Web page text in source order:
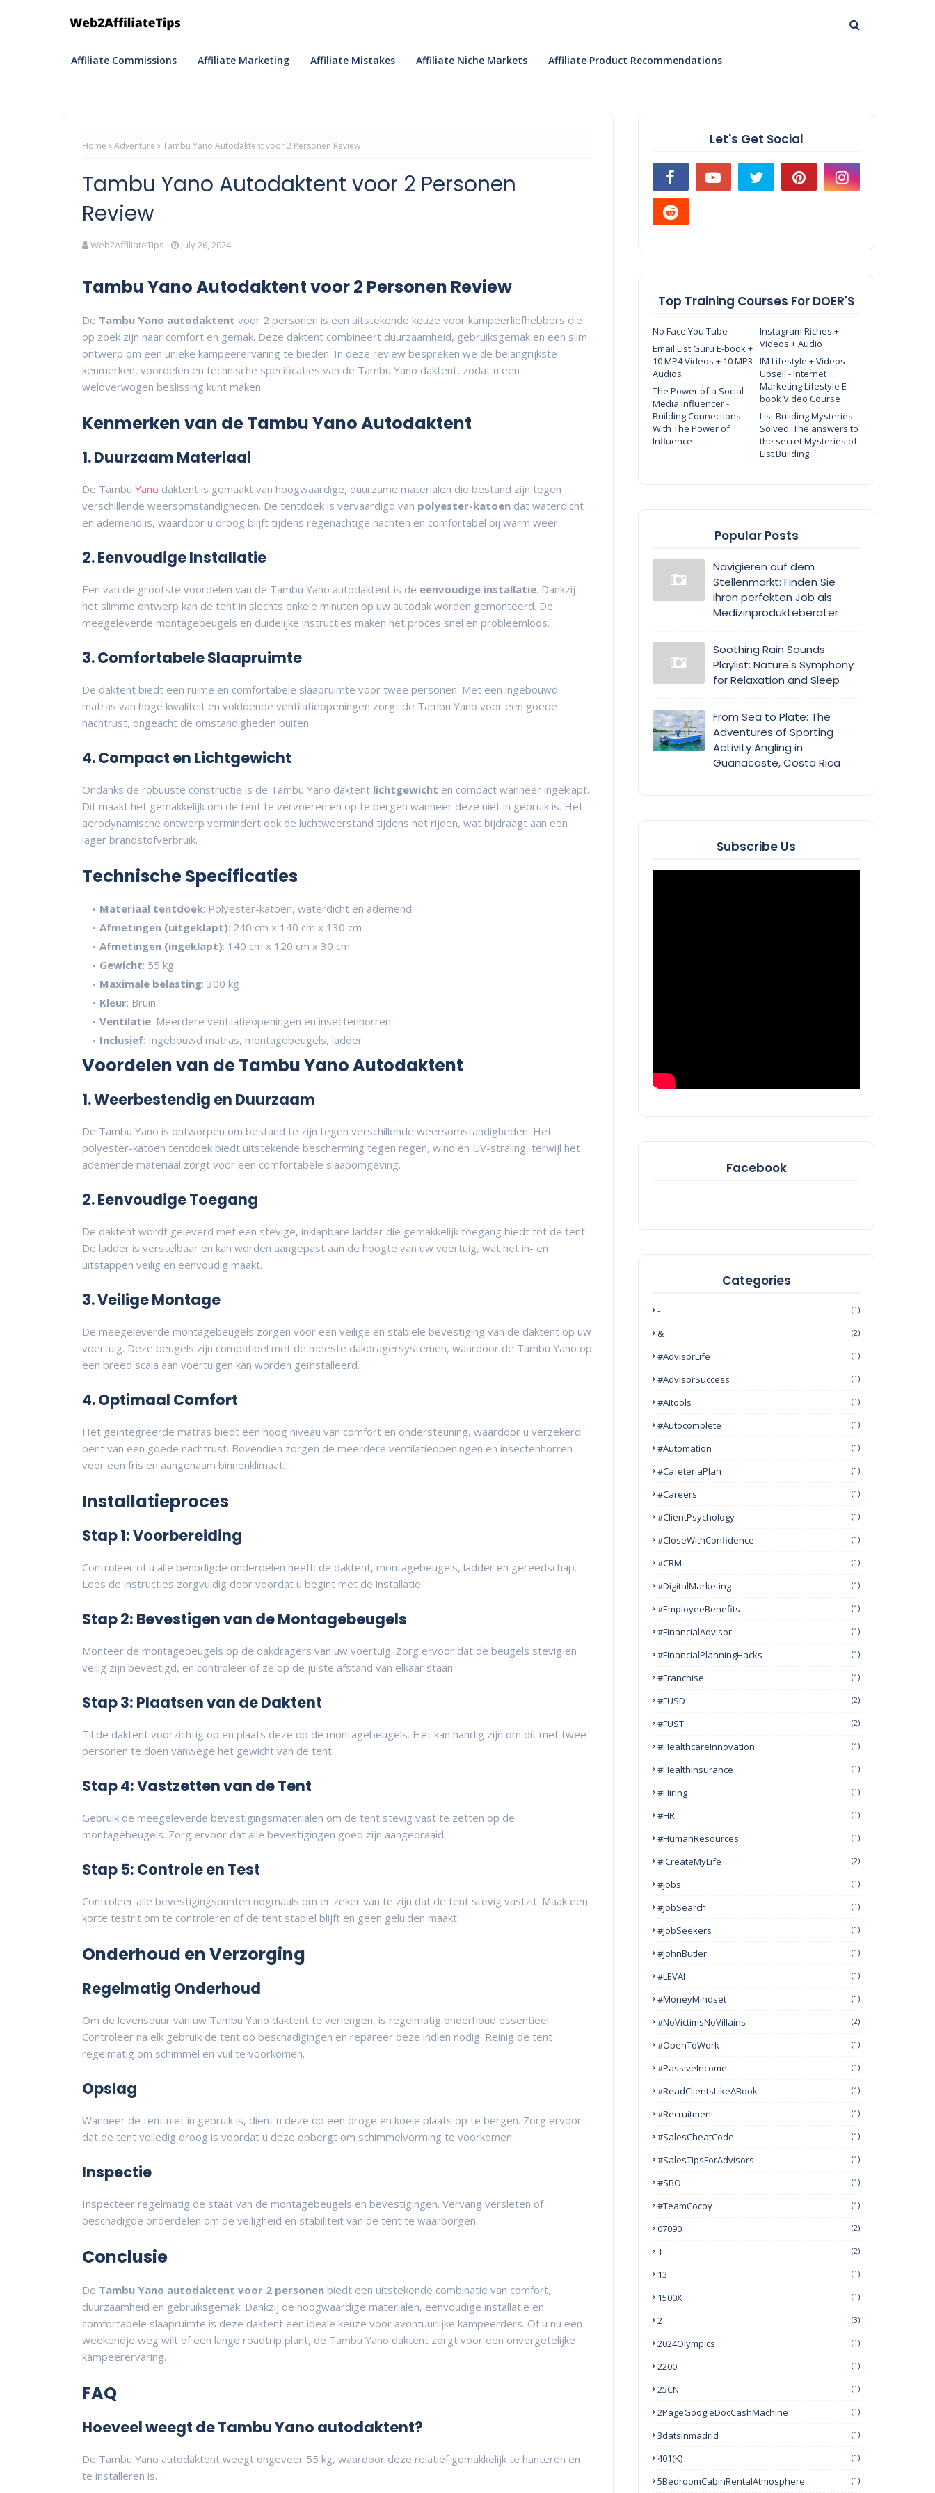
Affiliate Commissions Affiliate Marketing Affiliate Mistakes Affiliate Niche Markets Affiliate Product Recommendations
Home Adventure Tambu Yano Autodaktent voor 2 Personen Review
Tambu Yano Autodaktent voor 2 Personen
Review
Web2AffiliateTips July 26, 2024
Tambu Yano Autodaktent voor 2 Personen Review
De Tambu Yano autodaktent voor 2 personen is een uitstekende keuze voor kampeerliefhebbers die
op zoek zijn naar comfort en gemak. Deze daktent combineert duurzaamheid, gebruiksgemak en een slim
ontwerp om een unieke kampeerervaring te bieden. In deze review bespreken we de belangrijkste
kenmerken, voordelen en technische specificaties van de Tambu Yano daktent, zodat u een
weloverwogen beslissing kunt maken.
Kenmerken van de Tambu Yano Autodaktent
1. Duurzaam Materiaal
De Tambu Yano daktent is gemaakt van hoogwaardige, duurzame materialen die bestand zijn tegen
verschillende weersomstandigheden. De tentdoek is vervaardigd van polyester-katoen dat waterdicht
en ademend is, waardoor u droog blijft tijdens regenachtige nachten en comfortabel bij warm weer.
2. Eenvoudige Installatie
Een van de grootste voordelen van de Tambu Yano autodaktent is de eenvoudige installatie. Dankzij
het slimme ontwerp kan de tent in slechts enkele minuten op uw autodak worden gemonteerd. De
meegeleverde montagebeugels en duidelijke instructies maken het proces snel en probleemloos.
3. Comfortabele Slaapruimte
De daktent biedt een ruime en comfortabele slaapruimte voor twee personen. Met een ingebouwd
matras van hoge kwaliteit en voldoende ventilatieopeningen zorgt de Tambu Yano voor een goede
nachtrust, ongeacht de omstandigheden buiten.
4. Compact en Lichtgewicht
Ondanks de robuuste constructie is de Tambu Yano daktent lichtgewicht en compact wanneer ingeklapt.
Dit maakt het gemakkelijk om de tent te vervoeren en op te bergen wanneer deze niet in gebruik is. Het
aerodynamische ontwerp vermindert ook de luchtweerstand tijdens het rijden, wat bijdraagt aan een
lager brandstofverbruik.
Technische Specificaties
Materiaal tentdoek: Polyester-katoen, waterdicht en ademend
Afmetingen (uitgeklapt): 240 cm x 140 cm x 130 cm
Afmetingen (ingeklapt): 140 cm x 120 cm x 30 cm
Gewicht: 55 kg
Maximale belasting: 300 kg
Kleur: Bruin
Ventilatie: Meerdere ventilatieopeningen en insectenhorren
Inclusief: Ingebouwd matras, montagebeugels, ladder
Voordelen van de Tambu Yano Autodaktent
1. Weerbestendig en Duurzaam
De Tambu Yano is ontworpen om bestand te zijn tegen verschillende weersomstandigheden. Het
polyester-katoen tentdoek biedt uitstekende bescherming tegen regen, wind en UV-straling, terwijl het
ademende materiaal zorgt voor een comfortabele slaapomgeving.
2. Eenvoudige Toegang
De daktent wordt geleverd met een stevige, inklapbare ladder die gemakkelijk toegang biedt tot de tent.
De ladder is verstelbaar en kan worden aangepast aan de hoogte van uw voertuig, wat het in- en
uitstappen veilig en eenvoudig maakt.
3. Veilige Montage
De meegeleverde montagebeugels zorgen voor een veilige en stabiele bevestiging van de daktent op uw
voertuig. Deze beugels zijn compatibel met de meeste dakdragersystemen, waardoor de Tambu Yano op
een breed scala aan voertuigen kan worden geïnstalleerd.
4. Optimaal Comfort
Het geïntegreerde matras biedt een hoog niveau van comfort en ondersteuning, waardoor u verzekerd
bent van een goede nachtrust. Bovendien zorgen de meerdere ventilatieopeningen en insectenhorren
voor een fris en aangenaam binnenklimaat.
Installatieproces
Stap 1: Voorbereiding
Controleer of u alle benodigde onderdelen heeft: de daktent, montagebeugels, ladder en gereedschap.
Lees de instructies zorgvuldig door voordat u begint met de installatie.
Stap 2: Bevestigen van de Montagebeugels
Monteer de montagebeugels op de dakdragers van uw voertuig. Zorg ervoor dat de beugels stevig en
veilig zijn bevestigd, en controleer of ze op de juiste afstand van elkaar staan.
Stap 3: Plaatsen van de Daktent
Til de daktent voorzichtig op en plaats deze op de montagebeugels. Het kan handig zijn om dit met twee
personen te doen vanwege het gewicht van de tent.
Stap 4: Vastzetten van de Tent
Gebruik de meegeleverde bevestigingsmaterialen om de tent stevig vast te zetten op de
montagebeugels. Zorg ervoor dat alle bevestigingen goed zijn aangedraaid.
Stap 5: Controle en Test
Controleer alle bevestigingspunten nogmaals om er zeker van te zijn dat de tent stevig vastzit. Maak een
korte testrit om te controleren of de tent stabiel blijft en geen geluiden maakt.
Onderhoud en Verzorging
Regelmatig Onderhoud
Om de levensduur van uw Tambu Yano daktent te verlengen, is regelmatig onderhoud essentieel.
Controleer na elk gebruik de tent op beschadigingen en repareer deze indien nodig. Reinig de tent
regelmatig om schimmel en vuil te voorkomen.
Opslag
Wanneer de tent niet in gebruik is, dient u deze op een droge en koele plaats op te bergen. Zorg ervoor
dat de tent volledig droog is voordat u deze opbergt om schimmelvorming te voorkomen.
Inspectie
Inspecteer regelmatig de staat van de montagebeugels en bevestigingen. Vervang versleten of
beschadigde onderdelen om de veiligheid en stabiliteit van de tent te waarborgen.
Conclusie
De Tambu Yano autodaktent voor 2 personen biedt een uitstekende combinatie van comfort,
duurzaamheid en gebruiksgemak. Dankzij de hoogwaardige materialen, eenvoudige installatie en
comfortabele slaapruimte is deze daktent een ideale keuze voor avontuurlijke kampeerders. Of u nu een
weekendje weg wilt of een lange roadtrip plant, de Tambu Yano daktent zorgt voor een onvergetelijke
kampeerervaring.
FAQ
Hoeveel weegt de Tambu Yano autodaktent?
De Tambu Yano autodaktent weegt ongeveer 55 kg, waardoor deze relatief gemakkelijk te hanteren en
te installeren is.
Let's Get Social
Top Training Courses For DOER'S
No Face You Tube
Instagram Riches +
Videos + Audio
Email List Guru E-book +
10 MP4 Videos + 10 MP3
Audios
IM Lifestyle + Videos
Upsell - Internet
Marketing Lifestyle E-
book Video Course
The Power of a Social
Media Influencer -
Building Connections
With The Power of
Influence
List Building Mysteries -
Solved: The answers to
the secret Mysteries of
List Building.
Popular Posts
Navigieren auf dem
Stellenmarkt: Finden Sie
Ihren perfekten Job als
Medizinprodukteberater
Soothing Rain Sounds
Playlist: Nature's Symphony
for Relaxation and Sleep
From Sea to Plate: The
Adventures of Sporting
Activity Angling in
Guanacaste, Costa Rica
Subscribe Us
Facebook
Categories
- (1)
& (2)
#AdvisorLife (1)
#AdvisorSuccess (1)
#AItools (1)
#autocomplete (1)
#Automation (1)
#CafeteriaPlan (1)
#Careers (1)
#ClientPsychology (1)
#CloseWithConfidence (1)
#CRM (1)
#DigitalMarketing (1)
#EmployeeBenefits (1)
#FinancialAdvisor (1)
#FinancialPlanningHacks (1)
#franchise (1)
#FUSD (2)
#FUST (2)
#HealthcareInnovation (1)
#HealthInsurance (1)
#Hiring (1)
#HR (1)
#HumanResources (1)
#ICreateMyLife (2)
#Jobs (1)
#JobSearch (1)
#JobSeekers (1)
#JohnButler (1)
#LEVAI (1)
#MoneyMindset (1)
#NoVictimsNoVillains (2)
#OpenToWork (1)
#PassiveIncome (1)
#ReadClientsLikeABook (1)
#Recruitment (1)
#SalesCheatCode (1)
#SalesTipsForAdvisors (1)
#SBO (1)
#TeamCocoy (1)
07090 (2)
1 (2)
13 (1)
1500X (1)
2 (3)
2024Olympics (1)
2200 (1)
25CN (1)
2PageGoogleDocCashMachine (1)
3datsinmadrid (1)
401(k) (1)
5BedroomCabinRentalAtmosphere (1)